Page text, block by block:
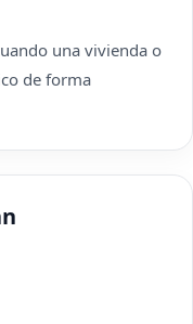
una vivienda o
de forma